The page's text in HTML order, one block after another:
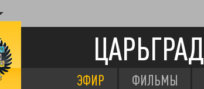
ЦАРЬГРАД
ЭФИР ФИЛЬМЫ